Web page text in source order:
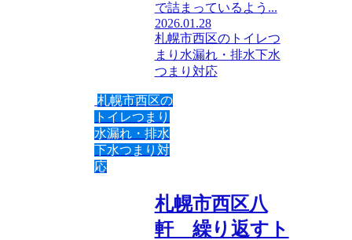
で詰まっているよう...
2026.01.28
札幌市西区のトイレつ
まり水漏れ・排水下水
つまり対応
札幌市西区の
トイレつまり
水漏れ・排水
下水つまり対
応
札幌市西区八
軒 繰り返すト